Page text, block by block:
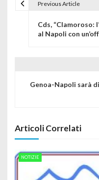
Previous Article
Cds, “Clamoroso:
al Napoli con
Genoa-Napoli sarà
Articoli Correlati
NOTIZIE